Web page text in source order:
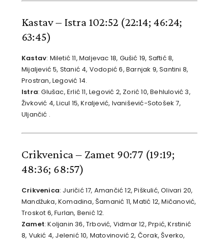
Kastav – Istra 102:52 (22:14; 46:24;
63:45)
Kastav: Miletić 11, Maljevac 18, Gušić 19, Saftić 8,
Mijaljević 5, Stanić 4, Vodopić 6, Barnjak 9, Santini 8,
Prostran, Legović 14.
Istra: Glušac, Erlić 11, Legović 2, Zorić 10, Behlulović 3,
Živković 4, Licul 15, Kraljević, Ivanišević-Sotošek 7,
Uljančić .
Crikvenica – Zamet 90:77 (19:19;
48:36; 68:57)
Crikvenica: Juričić 17, Amančić 12, Piškulić, Olivari 20,
Mandžuka, Komadina, Šamanić 11, Matić 12, Mičanović,
Troskot 6, Furlan, Benić 12.
Zamet: Koljanin 36, Trbović, Vidmar 12, Prpić, Krstinić
8, Vukić 4, Jelenić 10, Matovinović 2, Čorak, Šverko,